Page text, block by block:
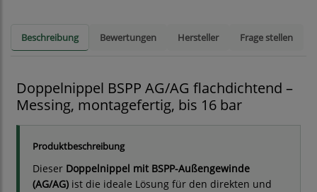
Beschreibung Bewertungen Hersteller Frage stellen
Doppelnippel BSPP AG/AG flachdichtend –
Messing, montagefertig, bis 16 bar
Produktbeschreibung
Dieser Doppelnippel mit BSPP-Außengewinde
(AG/AG) ist die ideale Lösung für den direkten und